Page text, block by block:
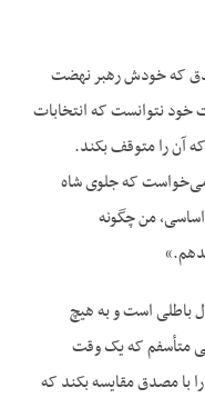
که خودش رهبر نهضت
خود نتوانست که انتخابات
که آن را متوقف بکند.
که جلوی شاه
من چگونه
باطلی است و به هیچ
متأسفم که یک وقت
با مصدق مقایسه بکند که